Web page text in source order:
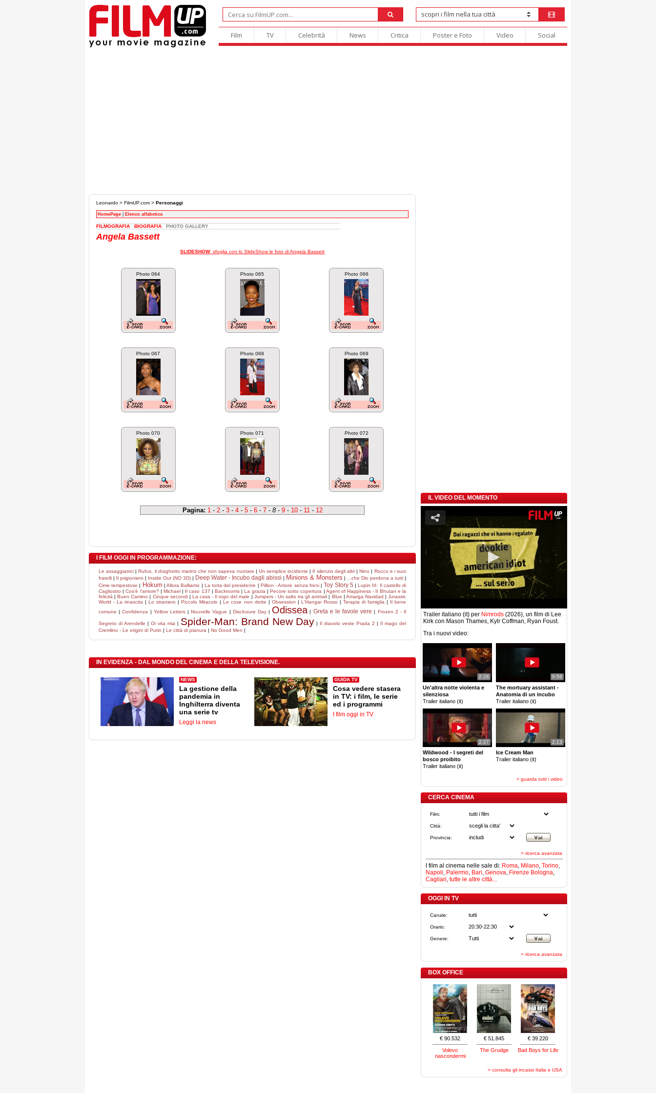
Film TV Celebrità News Critica Poster e Foto Video Social
Leonardo > FilmUP.com > Personaggi
HomePage Elenco alfabetico
FILMOGRAFIA BIOGRAFIA PHOTO GALLERY
Angela Bassett
SLIDESHOW: sfoglia con lo SlideShow le foto di Angela Bassett
Photo 064 Photo 065 Photo 066
Photo 067 Photo 068 Photo 069
Photo 070 Photo 071 Photo 072
Pagina: 1- 2- 3- 4- 5- 6- 7- 8- 9- 10- 11- 12
I FILM OGGI IN PROGRAMMAZIONE:
Le assaggiatrici |Rufus, il draghetto marino che non sapeva nuotare | Un semplice incidente | Il silenzio degli altri|Nino | Rocco e i suoi
fratelli | Il prigioniero | Inside Out (NO 3D) | Deep Water - Incubo dagli abissi | Minions & Monsters | ...che Dio perdona a tutti |
Cime tempestose | Hokum |Allora Balliamo | La torta del presidente | Pillion - Amore senza freni| Toy Story 5 |Lupin III: Il castello di
Cagliostro |Cos'è l'amore? | Michael| Il caso 137 |Backrooms |La grazia | Pecore sotto copertura | Agent of Happiness - Il Bhutan e la
felicità |Buen Camino | Cinque secondi| La casa - Il rogo del male | Jumpers - Un salto tra gli animali | Blue | Amarga Navidad |Jurassic
World - La rinascita |Lo straniero |Piccolo Miracolo |Le cose non dette | Obsession | L'Hangar Rosso | Terapia di famiglia | Il bene
comune |Confidenza | Yellow Letters|Nouvelle Vague | Disclosure Day| Odissea | Greta e le favole vere | Frozen 2 - Il
Segreto di Arendelle | Oi vita mia | Spider-Man: Brand New Day | Il diavolo veste Prada 2 | Il mago del
Cremlino - Le origini di Putin | Le città di pianura | No Good Men |
IN EVIDENZA - DAL MONDO DEL CINEMA E DELLA TELEVISIONE.
NEWS
La gestione della
pandemia in
Inghilterra diventa
una serie tv
Leggi la news
GUIDA TV
Cosa vedere stasera
in TV: i film, le serie
ed i programmi
I film oggi in TV
IL VIDEO DEL MOMENTO
Trailer italiano (it) per Nimrods (2026), un film di Lee
Kirk con Mason Thames, Kylr Coffman, Ryan Foust.
Tra i nuovi video:
2:26
Un'altra notte violenta e
silenziosa
Trailer italiano (it)
0:56
The mortuary assistant -
Anatomia di un incubo
Trailer italiano (it)
2:27
Wildwood - I segreti del
bosco proibito
Trailer italiano (it)
2:13
Ice Cream Man
Trailer italiano (it)
> guarda tutti i video
CERCA CINEMA
Film:
Città:
Provincia:
> ricerca avanzata
I film al cinema nelle sale di: Roma, Milano, Torino,
Napoli, Palermo, Bari, Genova, Firenze Bologna,
Cagliari, tutte le altre città...
OGGI IN TV
Canale:
Orario:
Genere:
> ricerca avanzata
BOX OFFICE
€ 90.532
Volevo
nascondermi
€ 51.845
The Grudge
€ 39.220
Bad Boys for Life
> consulta gli incassi Italia e USA